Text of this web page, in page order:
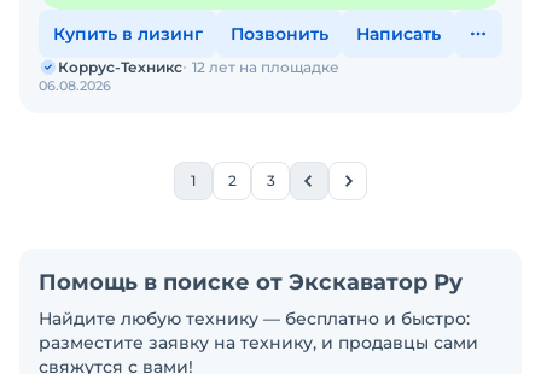
Купить в лизинг Позвонить Написать
06.08.2026
Коррус-Техникс 12 лет на площадке
1 2 3
Помощь в поиске от Экскаватор Ру
Найдите любую технику — бесплатно и быстро:
разместите заявку на технику, и продавцы сами
свяжутся с вами!